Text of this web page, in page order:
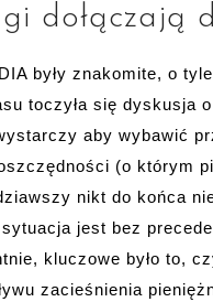
dołączają
były znakomite, o
toczyła się dyskusja
aby wybawić
(o którym
nikt do końca
jest bez
kluczowe było to,
zacieśnienia